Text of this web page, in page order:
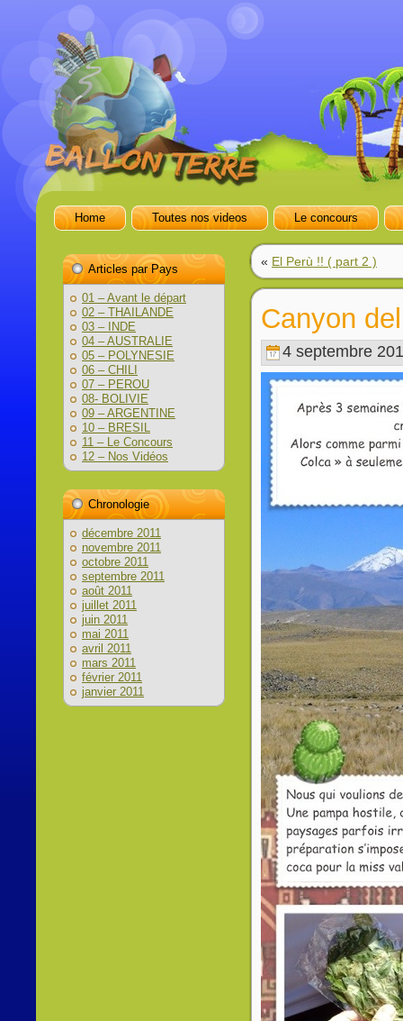
Home Toutes nos videos Le concours
Articles par Pays
01 – Avant le départ
02 – THAILANDE
03 – INDE
04 – AUSTRALIE
05 – POLYNESIE
06 – CHILI
07 – PEROU
08- BOLIVIE
09 – ARGENTINE
10 – BRESIL
11 – Le Concours
12 – Nos Vidéos
Chronologie
décembre 2011
novembre 2011
octobre 2011
septembre 2011
août 2011
juillet 2011
juin 2011
mai 2011
avril 2011
mars 2011
février 2011
janvier 2011
« El Perù !! ( part 2 )
Canyon
4 septembre